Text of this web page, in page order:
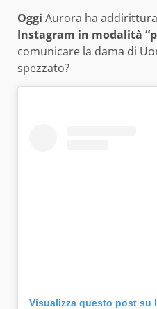
Oggi Aurora ha addirittura
Instagram in modalità
comunicare la dama di
spezzato?
Visualizza questo post su